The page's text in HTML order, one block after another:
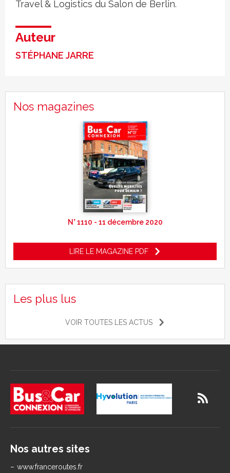
Travel & Logistics du Salon de Berlin.
Auteur
STÉPHANE JARRE
Nos magazines
N° 1110 - 11 décembre 2020
LIRE LE MAGAZINE PDF
Les plus lus
VOIR TOUTES LES ACTUS
Nos autres sites
www.franceroutes.fr